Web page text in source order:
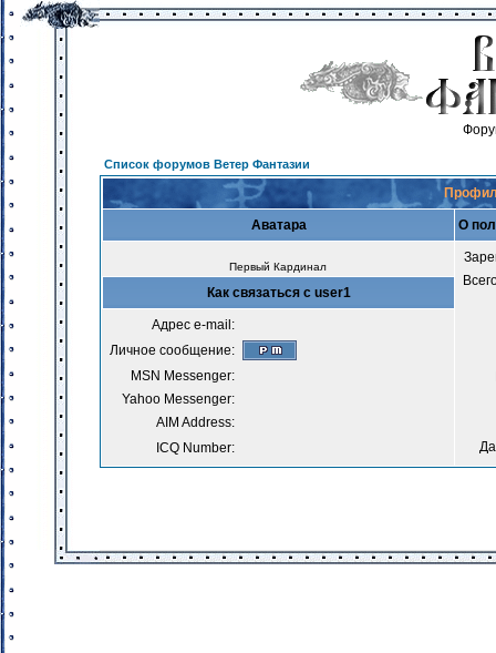
Список форумов Ветер Фантазии
Аватара О
Первый Кардинал
Как связаться с user1
Адрес e-mail:
Личное сообщение:
MSN Messenger:
Yahoo Messenger:
AIM Address:
ICQ Number: